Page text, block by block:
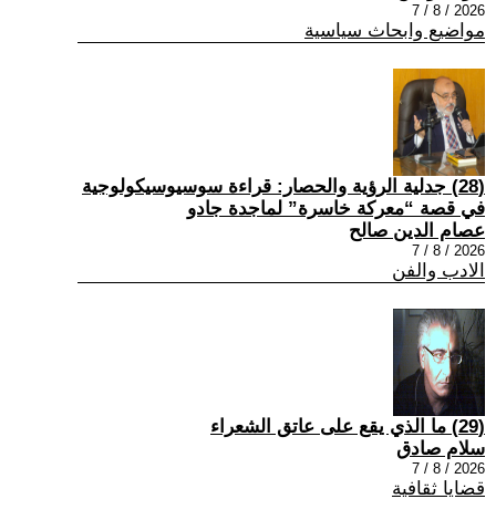
2026 / 8 / 7
مواضيع وابحاث سياسية
(28) جدلية الرؤية والحصار: قراءة سوسيوسيكولوجية
في قصة “معركة خاسرة” لماجدة جادو
عصام الدين صالح
2026 / 8 / 7
الادب والفن
(29) ما الذي يقع على عاتق الشعراء
سلام صادق
2026 / 8 / 7
قضايا ثقافية